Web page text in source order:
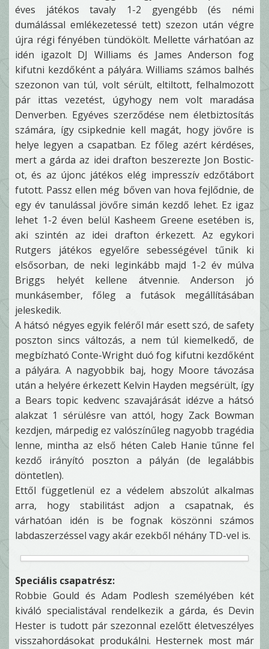
éves játékos tavaly 1-2 gyengébb (és némi
dumálással emlékezetessé tett) szezon után végre
újra régi fényében tündökölt. Mellette várhatóan az
idén igazolt DJ Williams és James Anderson fog
kifutni kezdőként a pályára. Williams számos balhés
szezonon van túl, volt sérült, eltiltott, felhalmozott
pár ittas vezetést, úgyhogy nem volt maradása
Denverben. Egyéves szerződése nem életbiztosítás
számára, így csipkednie kell magát, hogy jövőre is
helye legyen a csapatban. Ez főleg azért kérdéses,
mert a gárda az idei drafton beszerezte Jon Bostic-
ot, és az újonc játékos elég impresszív edzőtábort
futott. Passz ellen még bőven van hova fejlődnie, de
egy év tanulással jövőre simán kezdő lehet. Ez igaz
lehet 1-2 éven belül Kasheem Greene esetében is,
aki szintén az idei drafton érkezett. Az egykori
Rutgers játékos egyelőre sebességével tűnik ki
elsősorban, de neki leginkább majd 1-2 év múlva
Briggs helyét kellene átvennie. Anderson jó
munkásember, főleg a futások megállításában
jeleskedik.
A hátsó négyes egyik feléről már esett szó, de safety
poszton sincs változás, a nem túl kiemelkedő, de
megbízható Conte-Wright duó fog kifutni kezdőként
a pályára. A nagyobbik baj, hogy Moore távozása
után a helyére érkezett Kelvin Hayden megsérült, így
a Bears topic kedvenc szavajárását idézve a hátsó
alakzat 1 sérülésre van attól, hogy Zack Bowman
kezdjen, márpedig ez valószínűleg nagyobb tragédia
lenne, mintha az első héten Caleb Hanie tűnne fel
kezdő irányító poszton a pályán (de legalábbis
döntetlen).
Ettől függetlenül ez a védelem abszolút alkalmas
arra, hogy stabilitást adjon a csapatnak, és
várhatóan idén is be fognak köszönni számos
labdaszerzéssel vagy akár ezekből néhány TD-vel is.
Speciális csapatrész:
Robbie Gould és Adam Podlesh személyében két
kiváló specialistával rendelkezik a gárda, és Devin
Hester is tudott pár szezonnal ezelőtt életveszélyes
visszahordásokat produkálni. Hesternek most már